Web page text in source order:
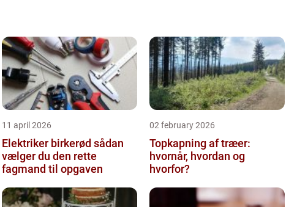
11 april 2026
Elektriker birkerød sådan
vælger du den rette
fagmand til opgaven
02 february 2026
Topkapning af træer:
hvornår, hvordan og
hvorfor?